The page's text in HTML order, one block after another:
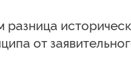
разница
от